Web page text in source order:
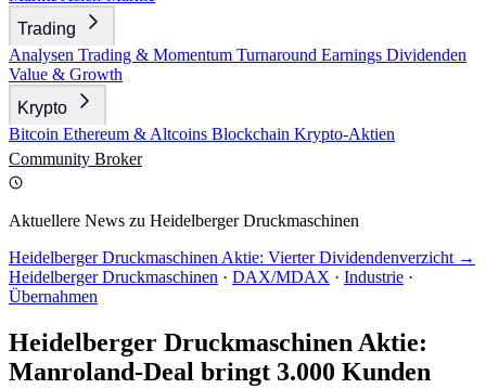
Trading
Analysen Trading & Momentum Turnaround Earnings Dividenden
Value & Growth
Krypto
Bitcoin Ethereum & Altcoins Blockchain Krypto-Aktien
Community Broker
Aktuellere News zu Heidelberger Druckmaschinen
Heidelberger Druckmaschinen Aktie: Vierter Dividendenverzicht →
Heidelberger Druckmaschinen · DAX/MDAX · Industrie ·
Übernahmen
Heidelberger Druckmaschinen Aktie:
Manroland-Deal bringt 3.000 Kunden